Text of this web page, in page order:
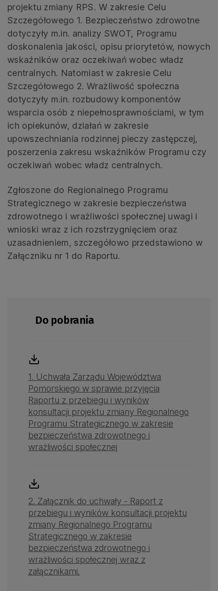
projektu zmiany RPS. W zakresie Celu
Szczegółowego 1. Bezpieczeństwo zdrowotne
dotyczyły m.in. analizy SWOT, Programu
doskonalenia jakości, opisu priorytetów, nowych
wskaźników oraz oczekiwań wobec władz
centralnych. Natomiast w zakresie Celu
Szczegółowego 2. Wrażliwość społeczna
dotyczyły m.in. rozbudowy komponentów
wsparcia osób z niepełnosprawnościami, w tym
ich opiekunów, działań w zakresie
upowszechniania rodzinnej pieczy zastępczej,
poszerzenia zakresu wskaźników Programu czy
oczekiwań wobec władz centralnych.
Zgłoszone do Regionalnego Programu
Strategicznego w zakresie bezpieczeństwa
zdrowotnego i wrażliwości społecznej uwagi i
wnioski wraz z ich rozstrzygnięciem oraz
uzasadnieniem, szczegółowo przedstawiono w
Załączniku nr 1 do Raportu.
Do pobrania
1. Uchwała Zarządu Województwa
Pomorskiego w sprawie przyjęcia
Raportu z przebiegu i wyników
konsultacji projektu zmiany Regionalnego
Programu Strategicznego w zakresie
bezpieczeństwa zdrowotnego i
wrażliwości społecznej
2. Załącznik do uchwały - Raport z
przebiegu i wyników konsultacji projektu
zmiany Regionalnego Programu
Strategicznego w zakresie
bezpieczeństwa zdrowotnego i
wrażliwości społecznej wraz z
załącznikami.